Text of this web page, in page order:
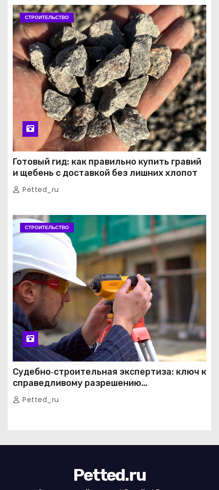
СТРОИТЕЛЬСТВО
Готовый гид: как правильно купить гравий
и щебень с доставкой без лишних хлопот
Petted_ru
СТРОИТЕЛЬСТВО
Судебно‑строительная экспертиза: ключ к
справедливому разрешению
строительных споров
Petted_ru
Petted.ru